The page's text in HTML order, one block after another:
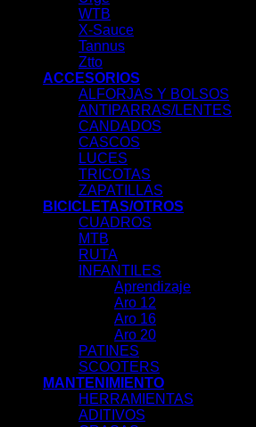
WTB
X-Sauce
Tannus
Ztto
ACCESORIOS
ALFORJAS Y BOLSOS
ANTIPARRAS/LENTES
CANDADOS
CASCOS
LUCES
TRICOTAS
ZAPATILLAS
BICICLETAS/OTROS
CUADROS
MTB
RUTA
INFANTILES
Aprendizaje
Aro 12
Aro 16
Aro 20
PATINES
SCOOTERS
MANTENIMIENTO
HERRAMIENTAS
ADITIVOS